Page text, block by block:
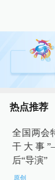
热点推荐
全国两会
干大事
后“导演”
原创